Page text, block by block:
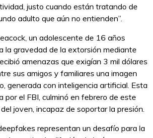
justo cuando están tratando de
adulto que aún no entienden”.
un adolescente de 16 años
la gravedad de la extorsión mediante
amenazas que exigían 3 mil dólares
sus amigos y familiares una imagen
generada con inteligencia artificial. Esta
por el FBI, culminó en febrero de este
joven, incapaz de soportar la presión.
representan un desafío para la